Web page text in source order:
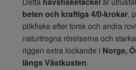
beten och kraftiga 4/0-krokar,
pilkfiske efter torsk och andra
naturtrogna rörelserna och
riggen extra lockande i Norge,
längs Västkusten.